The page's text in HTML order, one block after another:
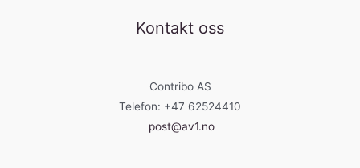
Kontakt oss
Contribo AS
Telefon: +47 62524410
post@av1.no